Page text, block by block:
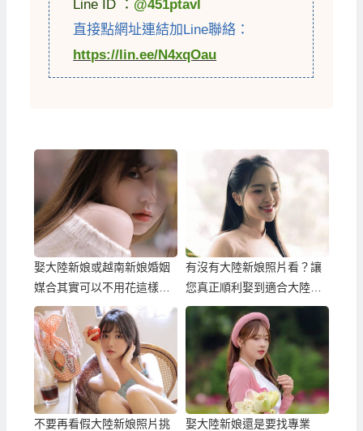
Line ID ： @451ptavl
直接點網址連結加Line聯絡：
https://lin.ee/N4xqOau
娶大陸新娘或越南新娘婚姻
媒合其實可以不用花這樣多
錢！
有沒有大陸新娘照片看？讓
您真正順利娶到適合大陸新
娘的相親中心！
不要再看假大陸新娘照片挑
娶大陸新娘還是要找專業